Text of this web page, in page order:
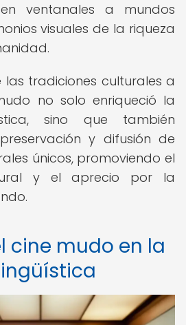
ventanales a mundos
visuales de la riqueza
las tradiciones culturales a
no solo enriqueció la
sino que también
y difusión de
únicos, promoviendo el
y el aprecio por la
cine mudo en la